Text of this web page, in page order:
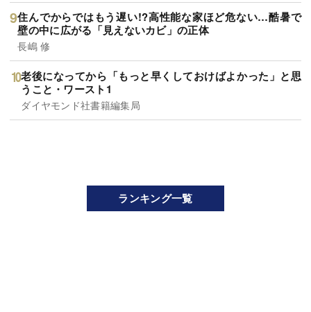
住んでからではもう遅い!?高性能な家ほど危ない…酷暑で
壁の中に広がる「見えないカビ」の正体
長嶋 修
老後になってから「もっと早くしておけばよかった」と思
うこと・ワースト1
ダイヤモンド社書籍編集局
ランキング一覧